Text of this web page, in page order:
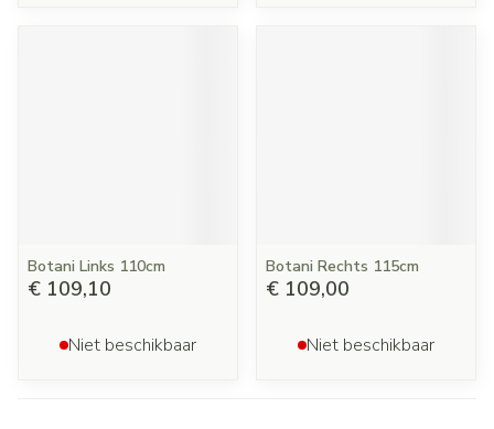
Botani Links 110cm
€ 109,10
Niet beschikbaar
Botani Rechts 115cm
€ 109,00
Niet beschikbaar